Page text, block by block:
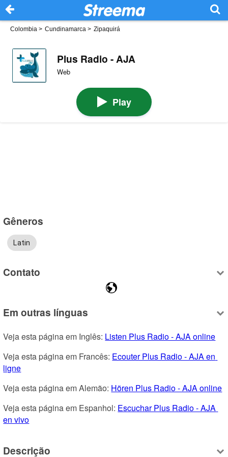
Colombia > Cundinamarca > Zipaquirá
Plus Radio - AJA
Web
Play
Gêneros
Latin
Contato
Em outras línguas
Veja esta página em Inglês: Listen Plus Radio - AJA online
Veja esta página em Francês: Ecouter Plus Radio - AJA en
ligne
Veja esta página em Alemão: Hören Plus Radio - AJA online
Veja esta página em Espanhol: Escuchar Plus Radio - AJA
en vivo
Descrição